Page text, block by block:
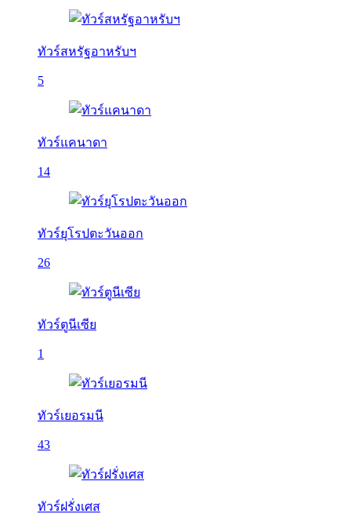
ทัวร์สหรัฐอาหรับฯ
5
ทัวร์แคนาดา
14
ทัวร์ยุโรปตะวันออก
26
ทัวร์ตูนีเซีย
1
ทัวร์เยอรมนี
43
ทัวร์ฝรั่งเศส